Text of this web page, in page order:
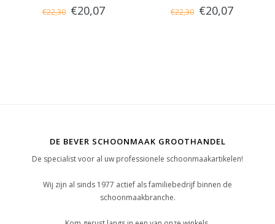
vloertrekker, vaste nek, 50 cm,
€22,30 €20,07 vloertrekker, vaste nek, 50 cm,
€22,30 €20,07
DE BEVER SCHOONMAAK GROOTHANDEL
De specialist voor al uw professionele schoonmaakartikelen!
Wij zijn al sinds 1977 actief als familiebedrijf binnen de
schoonmaakbranche.